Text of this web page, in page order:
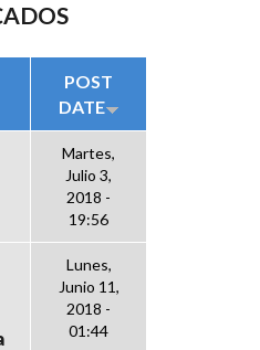
POST
DATE
Martes,
Julio 3,
2018 -
19:56
Lunes,
Junio 11,
2018 -
01:44